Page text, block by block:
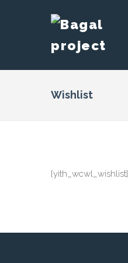
Wishlist
[yith_wcwl_wishlist]